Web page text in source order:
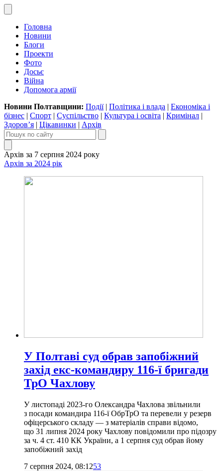
Головна
Новини
Блоги
Проекти
Фото
Досьє
Війна
Допомога армії
Новини Полтавщини: Події| Політика і влада | Економіка і
бізнес | Спорт | Суспільство | Культура і освіта | Кримінал |
Здоров’я | Цікавинки | Архів
Архів за 7 серпня 2024 року
Архів за 2024 рік
У Полтаві суд обрав запобіжний
захід екс-командиру 116-ї бригади
ТрО Чахлову
У листопаді 2023-го Олександра Чахлова звільнили
з посади командира 116-ї ОбрТрО та перевели у резерв
офіцерського складу — з матеріалів справи відомо,
що 31 липня 2024 року Чахлову повідомили про підозру
за ч. 4 ст. 410 КК України, а 1 серпня суд обрав йому
запобіжний захід
7 серпня 2024, 08:1253